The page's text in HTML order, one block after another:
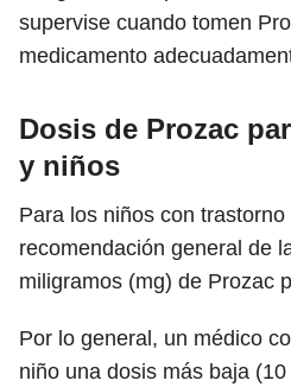
supervise cuando tomen
medicamento
Dosis de Prozac
y niños
Para los niños con
recomendación general de
miligramos (mg) de Prozac
Por lo general, un médico
niño una dosis más baja